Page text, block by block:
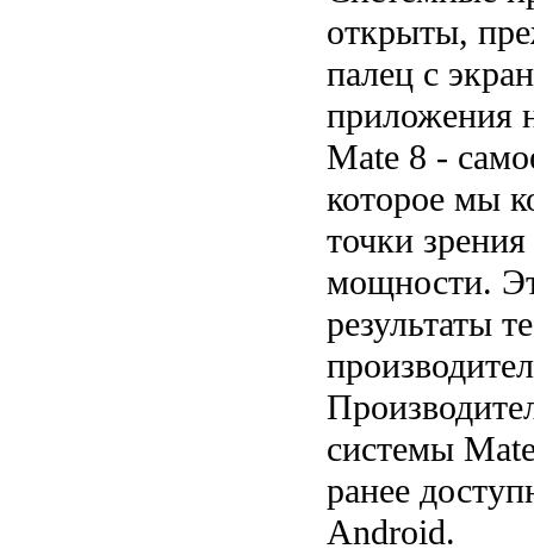
открыты,
палец с
приложения
Mate 8 -
которое мы
точки
мощности.
результаты
системы
ранее
Android.